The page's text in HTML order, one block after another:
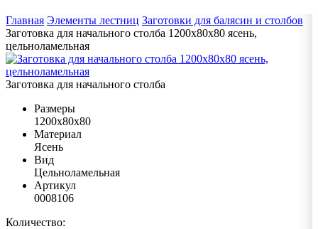
Главная Элементы лестниц Заготовки для балясин и столбов
Заготовка для начального столба 1200х80х80 ясень,
цельноламельная
Заготовка для начального столба
Размеры
1200х80х80
Материал
Ясень
Вид
Цельноламельная
Артикул
0008106
Количество: